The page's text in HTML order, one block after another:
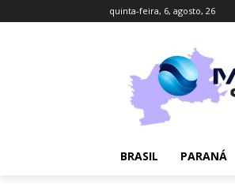
quinta-feira, 6, agosto, 26
BRASIL PARANÁ